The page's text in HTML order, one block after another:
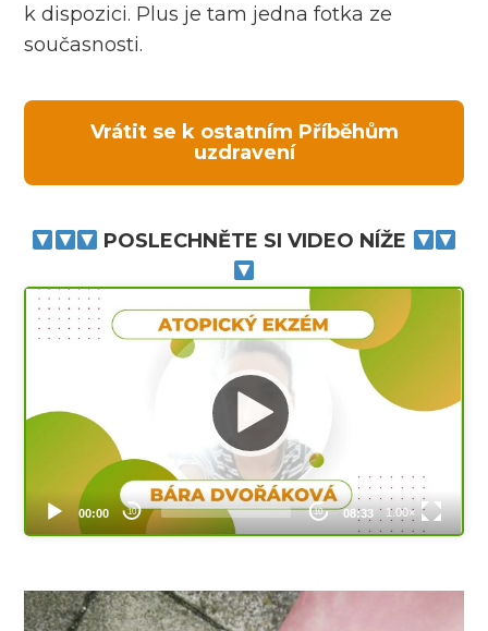
k dispozici. Plus je tam jedna fotka ze
současnosti.
Vrátit se k ostatním Příběhům
uzdravení
POSLECHNĚTE SI VIDEO NÍŽE